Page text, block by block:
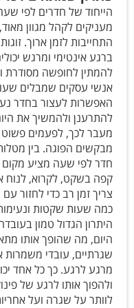
הייחוד של חדרים לפי
מעניקים לקהל מגוון
התחייבות לזמן ארוך.
ברגע אינטימי ומרגש
להמתין לחופשה מסודרת
אנשי עסקים שמבלים
האפשרות לעצור בחדר
להתרענן ולהמשיך את
מעבר לכך, לפעמים
מבקשים הפוגה. בין
חדר לפי שעה מציע
קפה בשקט, לקרוא, לנוח
צריך זמן רב כדי לחזור
כמה שעות שקטות
היתרון הגדול טמון
היום, מה שהופך אותו
שגרתיים, עובדי
מרגע לרגע. כך כל אחד
ולהפוך אותו לרגע של
לוותר על שגרה ועל